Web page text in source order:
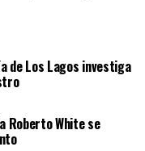
de Los Lagos investiga
Roberto White se